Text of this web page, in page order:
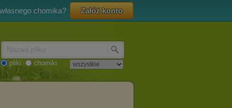
chomika? Załóż konto
pliki chomiki